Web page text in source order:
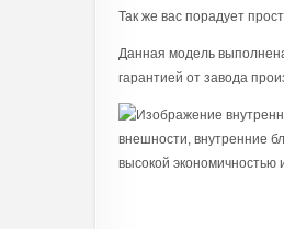
Так же вас порадует
Данная модель
гарантией от завода
внешности, внутренние
высокой экономичностью